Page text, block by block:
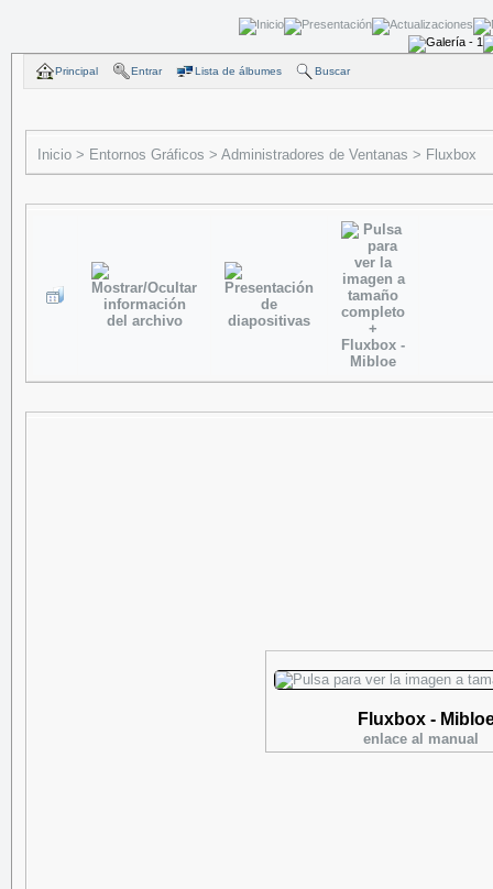
Principal Entrar Lista de álbumes Buscar
Inicio > Entornos Gráficos > Administradores de Ventanas > Fluxbox
Fluxbox -
enlace al manual